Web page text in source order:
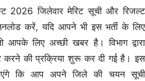
2026 जिलेवार मेरिट सूची और रिजल्ट
करें, यदि आपने भी इस भर्ती के लिए
आपके लिए अच्छी खबर है। विभाग द्वारा
करने की प्रक्रिया शुरू कर दी गई है। इस
कि आप अपने जिले की चयन सूची